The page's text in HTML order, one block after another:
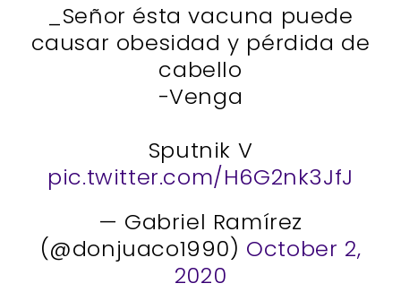
_Señor ésta vacuna puede
causar obesidad y pérdida de
cabello
-Venga
Sputnik V
pic.twitter.com/H6G2nk3JfJ
— Gabriel Ramírez
(@donjuaco1990) October 2,
2020